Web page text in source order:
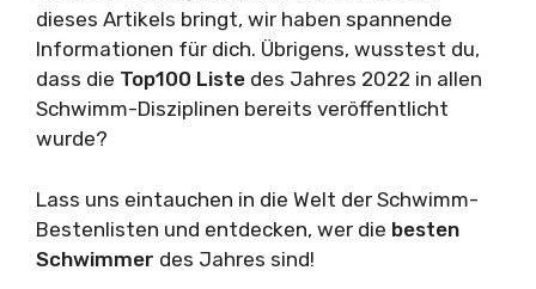
dieses Artikels bringt, wir haben spannende
Informationen für dich. Übrigens, wusstest du,
dass die Top100 Liste des Jahres 2022 in allen
Schwimm-Disziplinen bereits veröffentlicht
wurde?
Lass uns eintauchen in die Welt der Schwimm-
Bestenlisten und entdecken, wer die besten
Schwimmer des Jahres sind!